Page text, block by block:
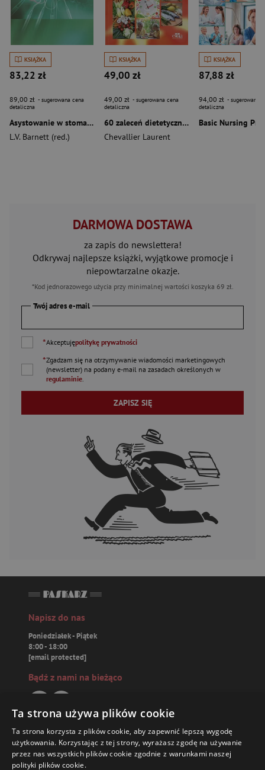
KSIĄŻKA
83,22 zł
89,00 zł - sugerowana cena
detaliczna
Asystowanie w stomatologii. Podręcznik dla asyst i higienistek stomatologicznych
L.V. Barnett (red.)
KSIĄŻKA
49,00 zł
49,00 zł - sugerowana cena
detaliczna
60 zaleceń dietetycznych w wybranych stanach chorobowych
Chevallier Laurent
KSIĄŻKA
87,88 zł
94,00 zł - sugerowana
detaliczna
DARMOWA DOSTAWA
za zapis do newslettera!
Odkrywaj najlepsze książki, wyjątkowe promocje i
niepowtarzalne okazje.
*Kod jednorazowego użycia przy minimalnej wartości koszyka 69 zł.
Twój adres e-mail
*Akceptujępolitykę prywatności
*Zgadzam się na otrzymywanie wiadomości marketingowych
(newsletter) na podany e-mail na zasadach określonych w
regulaminie.
ZAPISZ SIĘ
Napisz do nas
Poniedziałek - Piątek
8:00 - 18:00
[email protected]
Bądź z nami na bieżąco
Paskarz.pl
Ta strona używa plików cookie
Ta strona korzysta z plików cookie, aby zapewnić lepszą wygodę
użytkowania. Korzystając z tej strony, wyrażasz zgodę na używanie
przez nas wszystkich plików cookie zgodnie z warunkami naszej
polityki plików cookie.